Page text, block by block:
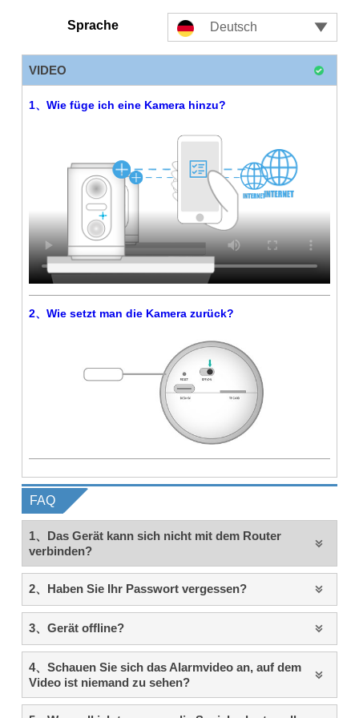
Sprache Deutsch 
VIDEO
1、Wie füge ich eine Kamera hinzu?
2、Wie setzt man die Kamera zurück?
FAQ
1、Das Gerät kann sich nicht mit dem Router
verbinden?

2、Haben Sie Ihr Passwort vergessen? 
3、Gerät offline? 
4、Schauen Sie sich das Alarmvideo an, auf dem
Video ist niemand zu sehen?

   